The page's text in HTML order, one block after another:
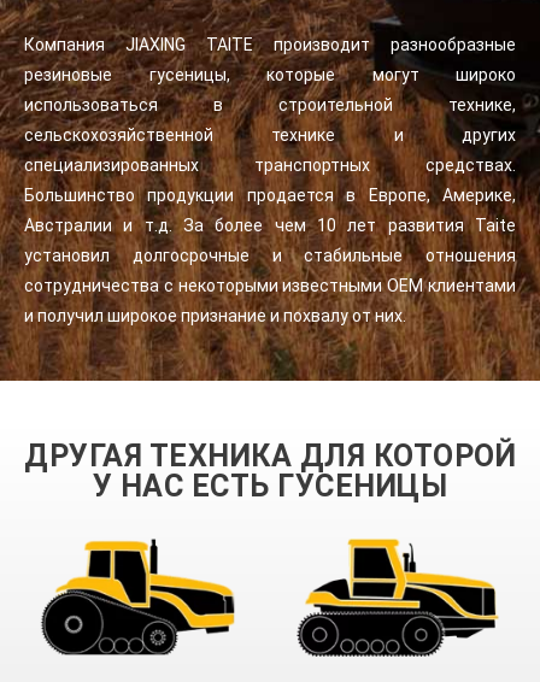
Компания JIAXING TAITE производит разнообразные
резиновые гусеницы, которые могут широко
использоваться в строительной технике,
сельскохозяйственной технике и других
специализированных транспортных средствах.
Большинство продукции продается в Европе, Америке,
Австралии и т.д. За более чем 10 лет развития Taite
установил долгосрочные и стабильные отношения
сотрудничества с некоторыми известными OEM клиентами
и получил широкое признание и похвалу от них.
ДРУГАЯ ТЕХНИКА ДЛЯ КОТОРОЙ
У НАС ЕСТЬ ГУСЕНИЦЫ